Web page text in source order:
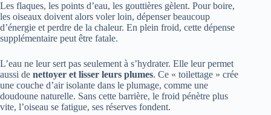
Les flaques, les points d’eau, les gouttières gèlent. Pour boire,
les oiseaux doivent alors voler loin, dépenser beaucoup
d’énergie et perdre de la chaleur. En plein froid, cette dépense
supplémentaire peut être fatale.
L’eau ne leur sert pas seulement à s’hydrater. Elle leur permet
aussi de nettoyer et lisser leurs plumes. Ce « toilettage » crée
une couche d’air isolante dans le plumage, comme une
doudoune naturelle. Sans cette barrière, le froid pénètre plus
vite, l’oiseau se fatigue, ses réserves fondent.